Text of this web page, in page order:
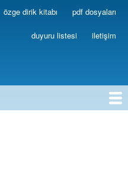
Ana
içeriğe
özge dirik kitabı pdf dosyaları
duyuru listesi iletişim